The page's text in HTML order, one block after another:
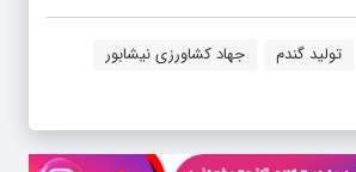
تولید گندم
جهاد کشاورزی نیشابور